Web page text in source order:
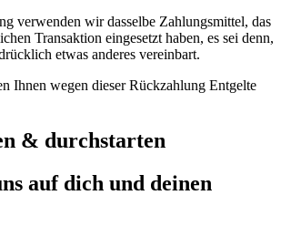
verwenden wir dasselbe Zahlungsmittel, das
Transaktion eingesetzt haben, es sei denn,
etwas anderes vereinbart.
Ihnen wegen dieser Rückzahlung Entgelte
& durchstarten
auf dich und deinen